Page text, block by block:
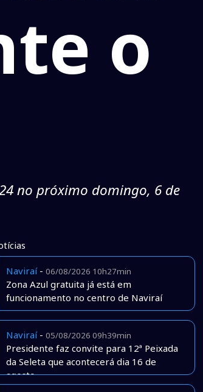
o
no próximo domingo, 6 de
Naviraí- 06/08/2026 10h27min
Zona Azul gratuita já está em
funcionamento no centro de Naviraí
Naviraí- 05/08/2026 09h39min
Presidente faz convite para 12ª Peixada
da Seleta que acontecerá dia 16 de
agosto